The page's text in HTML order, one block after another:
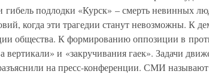
подлодки «Курск» – смерть невинных
когда эти трагедии станут невозможны. К
общества. К формированию оппозиции в
вертикали» и «закручивания гаек». Задачи
на пресс-конференции. СМИ